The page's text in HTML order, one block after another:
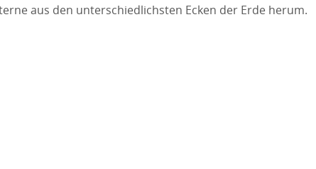
aus den unterschiedlichsten Ecken der Erde herum.